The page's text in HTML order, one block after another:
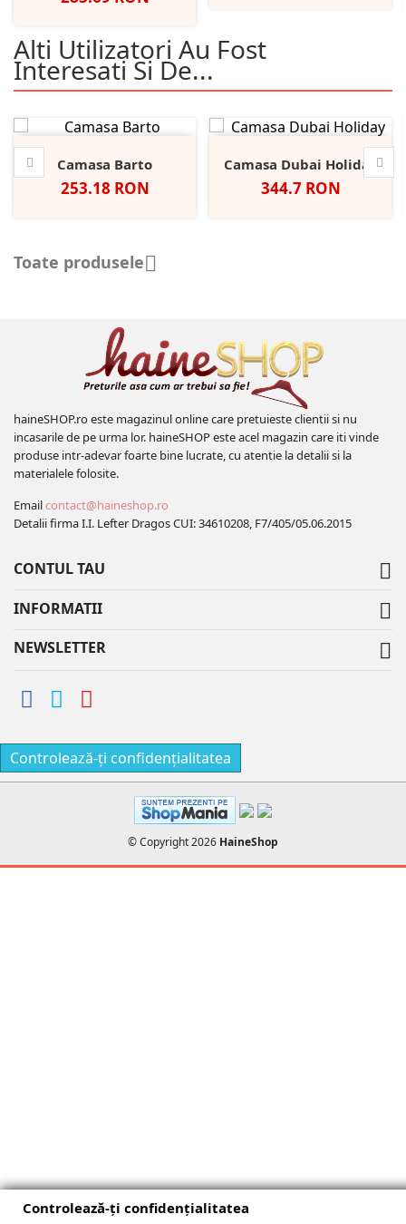
Alti Utilizatori Au Fost
Interesati Si De...
Camasa Barto
Pret
253.18 RON
Camasa Dubai Holiday
Pret
344.7 RON
Toate produsele
haineSHOP.ro este magazinul online care pretuieste clientii si nu
incasarile de pe urma lor. haineSHOP este acel magazin care iti vinde
produse intr-adevar foarte bine lucrate, cu atentie la detalii si la
materialele folosite.
Emailcontact@haineshop.ro
Detalii firma I.I. Lefter Dragos CUI: 34610208, F7/405/05.06.2015
CONTUL TAU 
INFORMATII 
NEWSLETTER 
Controlează-ți confidențialitatea
© Copyright 2026 HaineShop
Controlează-ți confidențialitatea